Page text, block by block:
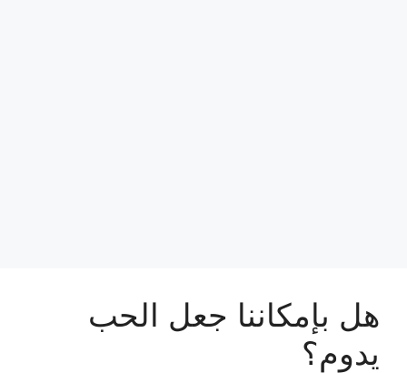
هل بإمكاننا جعل الحب
يدوم؟